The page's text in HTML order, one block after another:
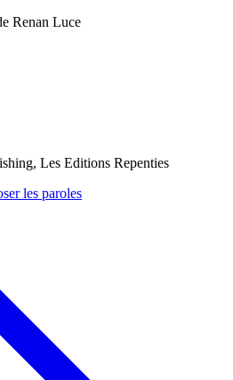
Renan Luce
Les Editions Repenties
les paroles